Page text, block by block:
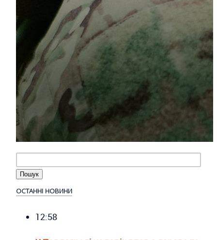
ОСТАННІ НОВИНИ
12:58